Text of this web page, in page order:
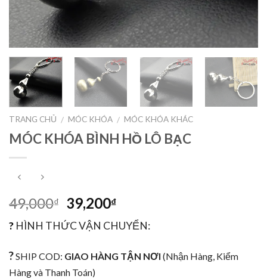
TRANG CHỦ / MÓC KHÓA / MÓC KHÓA KHÁC
MÓC KHÓA BÌNH HỒ LÔ BẠC
49,000₫ 39,200₫
? HÌNH THỨC VẬN CHUYỂN:
?SHIP COD: GIAO HÀNG TẬN NƠI (Nhận Hàng, Kiểm
Hàng và Thanh Toán)